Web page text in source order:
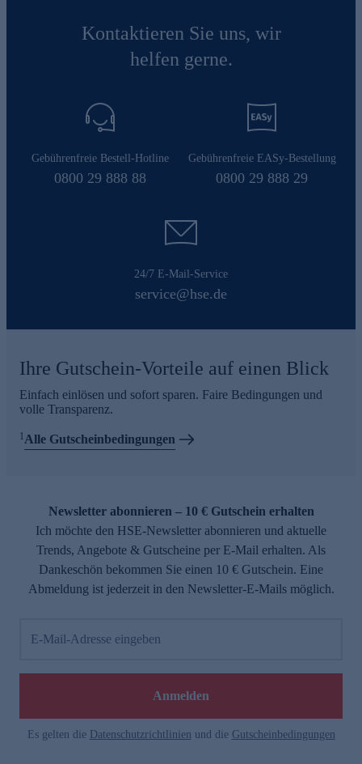
Kontaktieren Sie uns, wir
helfen gerne.
Gebührenfreie Bestell-Hotline
0800 29 888 88
Gebührenfreie EASy-Bestellung
0800 29 888 29
24/7 E-Mail-Service
service@hse.de
Ihre Gutschein-Vorteile auf einen Blick
Einfach einlösen und sofort sparen. Faire Bedingungen und
volle Transparenz.
1Alle Gutscheinbedingungen
Newsletter abonnieren – 10 € Gutschein erhalten
Ich möchte den HSE-Newsletter abonnieren und aktuelle
Trends, Angebote & Gutscheine per E-Mail erhalten. Als
Dankeschön bekommen Sie einen 10 € Gutschein. Eine
Abmeldung ist jederzeit in den Newsletter-E-Mails möglich.
E-Mail-Adresse eingeben
Anmelden
Es gelten die Datenschutzrichtlinien und die Gutscheinbedingungen